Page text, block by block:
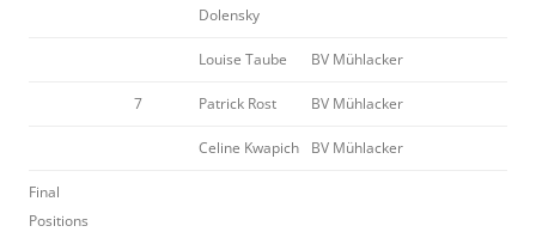
Dolensky
Louise Taube BV Mühlacker
7 Patrick Rost BV Mühlacker
Celine Kwapich BV Mühlacker
Final
Positions